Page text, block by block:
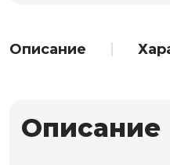
Описание
Описание